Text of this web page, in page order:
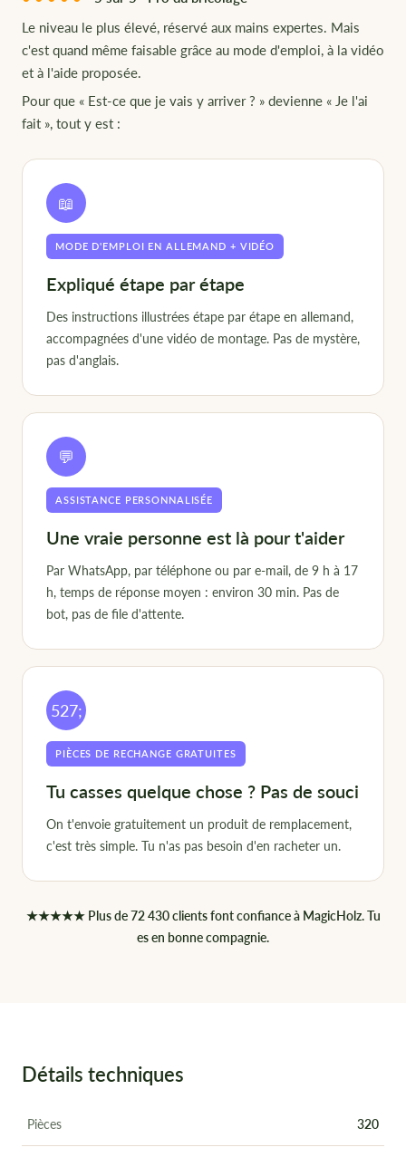
Le niveau le plus élevé, réservé aux mains expertes. Mais
c'est quand même faisable grâce au mode d'emploi, à la vidéo
et à l'aide proposée.
Pour que « Est-ce que je vais y arriver ? » devienne « Je l'ai
fait », tout y est :
📖
MODE D'EMPLOI EN ALLEMAND + VIDÉO
Expliqué étape par étape
Des instructions illustrées étape par étape en allemand,
accompagnées d'une vidéo de montage. Pas de mystère,
pas d'anglais.
💬
ASSISTANCE PERSONNALISÉE
Une vraie personne est là pour t'aider
Par WhatsApp, par téléphone ou par e-mail, de 9 h à 17
h, temps de réponse moyen : environ 30 min. Pas de
bot, pas de file d'attente.
527;
PIÈCES DE RECHANGE GRATUITES
Tu casses quelque chose ? Pas de souci
On t'envoie gratuitement un produit de remplacement,
c'est très simple. Tu n'as pas besoin d'en racheter un.
★★★★★ Plus de 72 430 clients font confiance à MagicHolz. Tu
es en bonne compagnie.
Détails techniques
Pièces 320